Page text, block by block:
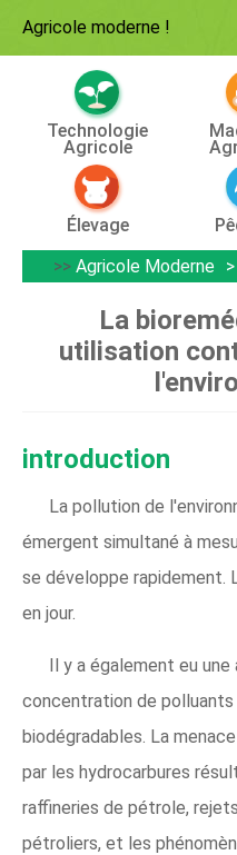
Agricole moderne !
Technologie
Agricole
Élevage
>> Agricole Moderne
La
utilisation
introduction
La pollution de
émergent simultané à
se développe rapidement.
en jour.
Il y a également eu
concentration de
biodégradables. La
par les hydrocarbures
raffineries de pétrole,
pétroliers, et les